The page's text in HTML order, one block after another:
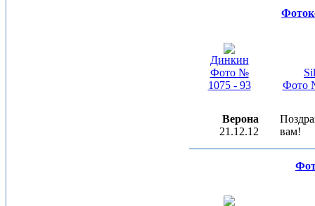
Динкин
Фото №
1075 - 93
Фото
Верона
21.12.12
вам!